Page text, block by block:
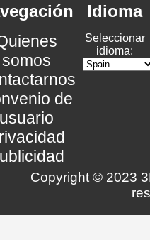
somos
de
Idioma
Seleccionar
idioma:
Copyright © 2023